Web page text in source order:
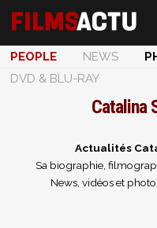
PEOPLE NEWS
DVD & BLU-RAY
Catalina
Actualités
Sa biographie,
News, vidéos et